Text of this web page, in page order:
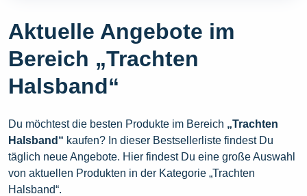
Aktuelle Angebote im
Bereich „Trachten
Halsband“
Du möchtest die besten Produkte im Bereich „Trachten
Halsband“ kaufen? In dieser Bestsellerliste findest Du
täglich neue Angebote. Hier findest Du eine große Auswahl
von aktuellen Produkten in der Kategorie „Trachten
Halsband“.